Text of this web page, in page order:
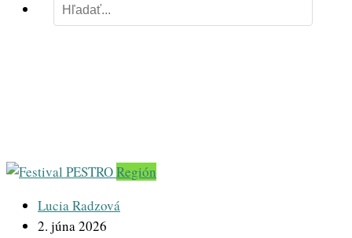
Región
Lucia Radzová
2. júna 2026